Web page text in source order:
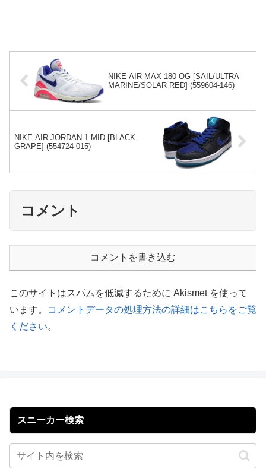
NIKE AIR MAX 180 OG [SAIL/ULTRA
MARINE/SOLAR RED] (559604-146)
NIKE AIR JORDAN 1 MID [BLACK
GRAPE] (554724-015)
コメント
コメントを書き込む
このサイトはスパムを低減するために Akismet を使って
います。
コメントデータの処理方法の詳細はこちらをご覧
ください。
スニーカー検索